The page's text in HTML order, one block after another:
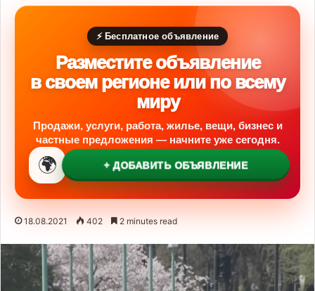
⚡ Бесплатное объявление
Разместите объявление
в своем регионе или по всему
миру
Продажи, услуги, работа, жилье, вещи, бизнес и
частные предложения — начните уже сегодня.
🌍 + ДОБАВИТЬ ОБЪЯВЛЕНИЕ
18.08.2021 402 2 minutes read